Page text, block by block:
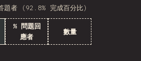
題者 (92.8% 完成百分比)
% 問題回
應者
數量